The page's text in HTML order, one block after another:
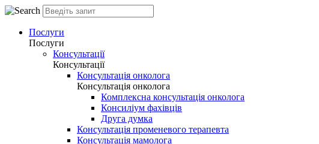
Послуги
Послуги
Консультації
Консультації
Консультація онколога
Консультація онколога
Комплексна консультація онколога
Консиліум фахівців
Друга думка
Консультація променевого терапевта
Консультація мамолога